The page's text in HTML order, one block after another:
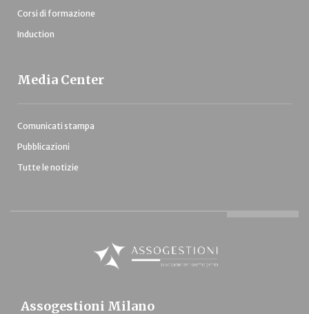
Corsi di formazione
Induction
Media Center
Comunicati stampa
Pubblicazioni
Tutte le notizie
Assogestioni Milano